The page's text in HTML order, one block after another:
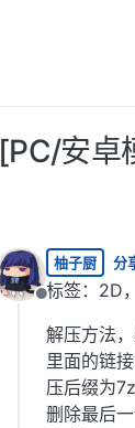
[PC/安卓
离线
柚子厨 分
标签：2D
解压方法
里面的链
压后缀为
删除最后